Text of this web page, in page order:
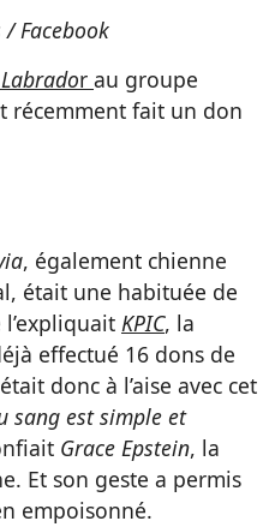
/ Facebook
Labrador au groupe
récemment fait un don
, également chienne
était une habituée de
KPIC, la
effectué 16 dons de
donc à l’aise avec cet
sang est simple et
Grace Epstein, la
Et son geste a permis
empoisonné.